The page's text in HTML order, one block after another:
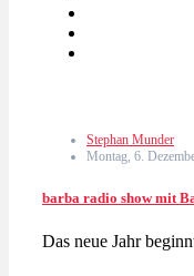
Stephan Munder
Montag, 6.
barba radio show mit
Das neue Jahr